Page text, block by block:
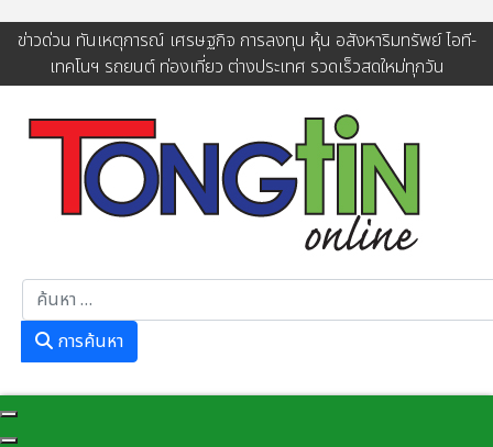
ข่าวด่วน ทันเหตุการณ์ เศรษฐกิจ การลงทุน หุ้น อสังหาริมทรัพย์ ไอที-
เทคโนฯ รถยนต์ ท่องเที่ยว ต่างประเทศ รวดเร็วสดใหม่ทุกวัน
การค้นหา